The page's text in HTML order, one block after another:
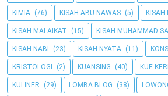
KIMIA (76) KISAH ABU NAWAS (5) KISAH
KISAH MALAIKAT (15) KISAH MUHAMMAD
KISAH NABI (23) KISAH NYATA (11)
KRISTOLOGI (2) KUANSING (40) KUE
KULINER (29) LOMBA BLOG (38)